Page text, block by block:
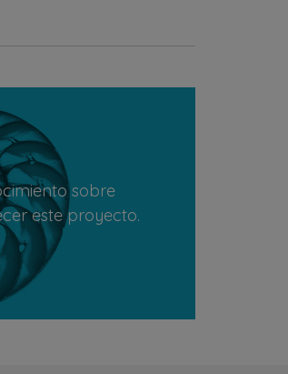
sobre
este proyecto.